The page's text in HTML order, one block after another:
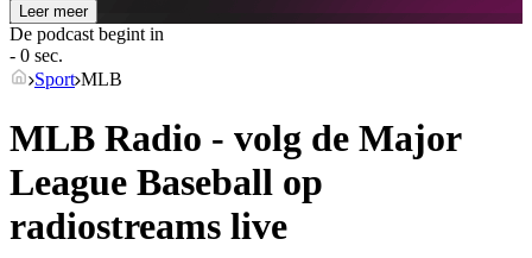
Leer meer
De podcast begint in
- 0 sec.
Sport MLB
MLB Radio - volg de Major
League Baseball op
radiostreams live